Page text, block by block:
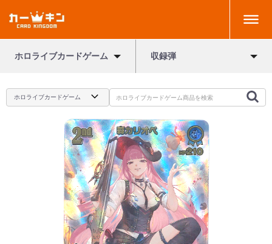
ホロライブカードゲーム 収録弾